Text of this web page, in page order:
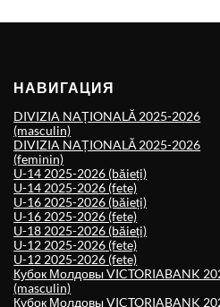
НАВИГАЦИЯ
DIVIZIA NAȚIONALĂ 2025-2026
(masculin)
DIVIZIA NAȚIONALĂ 2025-2026
(feminin)
U-14 2025-2026 (băieți)
U-14 2025-2026 (fete)
U-16 2025-2026 (băieți)
U-16 2025-2026 (fete)
U-18 2025-2026 (băieți)
U-12 2025-2026 (fete)
U-12 2025-2026 (fete)
Кубок Молдовы VICTORIABANK
(masculin)
Кубок Молдовы VICTORIABANK